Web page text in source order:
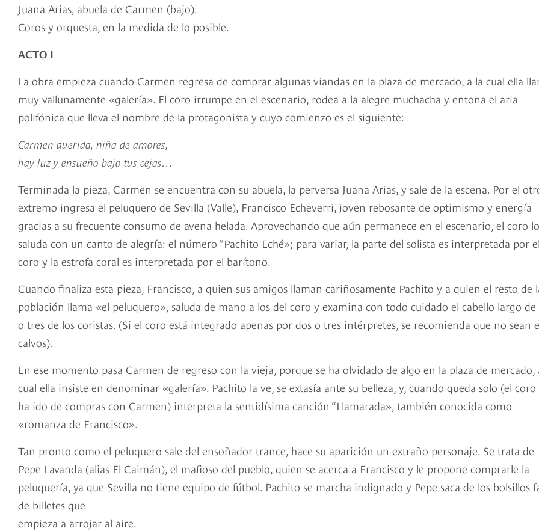
Juana Arias, abuela de Carmen (bajo).
Coros y orquesta, en la medida de lo posible.
ACTO I
La obra empieza cuando Carmen regresa de comprar algunas viandas en la plaza de mercado, a la cual ella
muy vallunamente «galería». El coro irrumpe en el escenario, rodea a la alegre muchacha y entona el aria
polifónica que lleva el nombre de la protagonista y cuyo comienzo es el siguiente:
Carmen querida, niña de amores,
hay luz y ensueño bajo tus cejas…
Terminada la pieza, Carmen se encuentra con su abuela, la perversa Juana Arias, y sale de la escena. Por el
extremo ingresa el peluquero de Sevilla (Valle), Francisco Echeverri, joven rebosante de optimismo y energía
gracias a su frecuente consumo de avena helada. Aprovechando que aún permanece en el escenario, el coro lo
saluda con un canto de alegría: el número “Pachito Eché»; para variar, la parte del solista es interpretada por
coro y la estrofa coral es interpretada por el barítono.
Cuando finaliza esta pieza, Francisco, a quien sus amigos llaman cariñosamente Pachito y a quien el resto de
población llama «el peluquero», saluda de mano a los del coro y examina con todo cuidado el cabello largo de
o tres de los coristas. (Si el coro está integrado apenas por dos o tres intérpretes, se recomienda que no sean
calvos).
En ese momento pasa Carmen de regreso con la vieja, porque se ha olvidado de algo en la plaza de mercado,
cual ella insiste en denominar «galería». Pachito la ve, se extasía ante su belleza, y, cuando queda solo (el coro
ha ido de compras con Carmen) interpreta la sentidísima canción “Llamarada», también conocida como
«romanza de Francisco».
Tan pronto como el peluquero sale del ensoñador trance, hace su aparición un extraño personaje. Se trata de
Pepe Lavanda (alias El Caimán), el mafioso del pueblo, quien se acerca a Francisco y le propone comprarle la
peluquería, ya que Sevilla no tiene equipo de fútbol. Pachito se marcha indignado y Pepe saca de los bolsillos
de billetes que
empieza a arrojar al aire.